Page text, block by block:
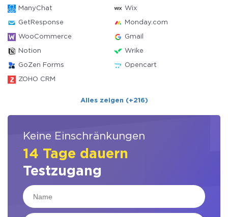
ManyChat Wix
GetResponse Monday.com
WooCommerce Gmail
Notion Wrike
GoZen Forms Opencart
ZOHO CRM
Alles zeigen (+216)
Keine Einschränkungen
14 Tage dauern
Testzugang